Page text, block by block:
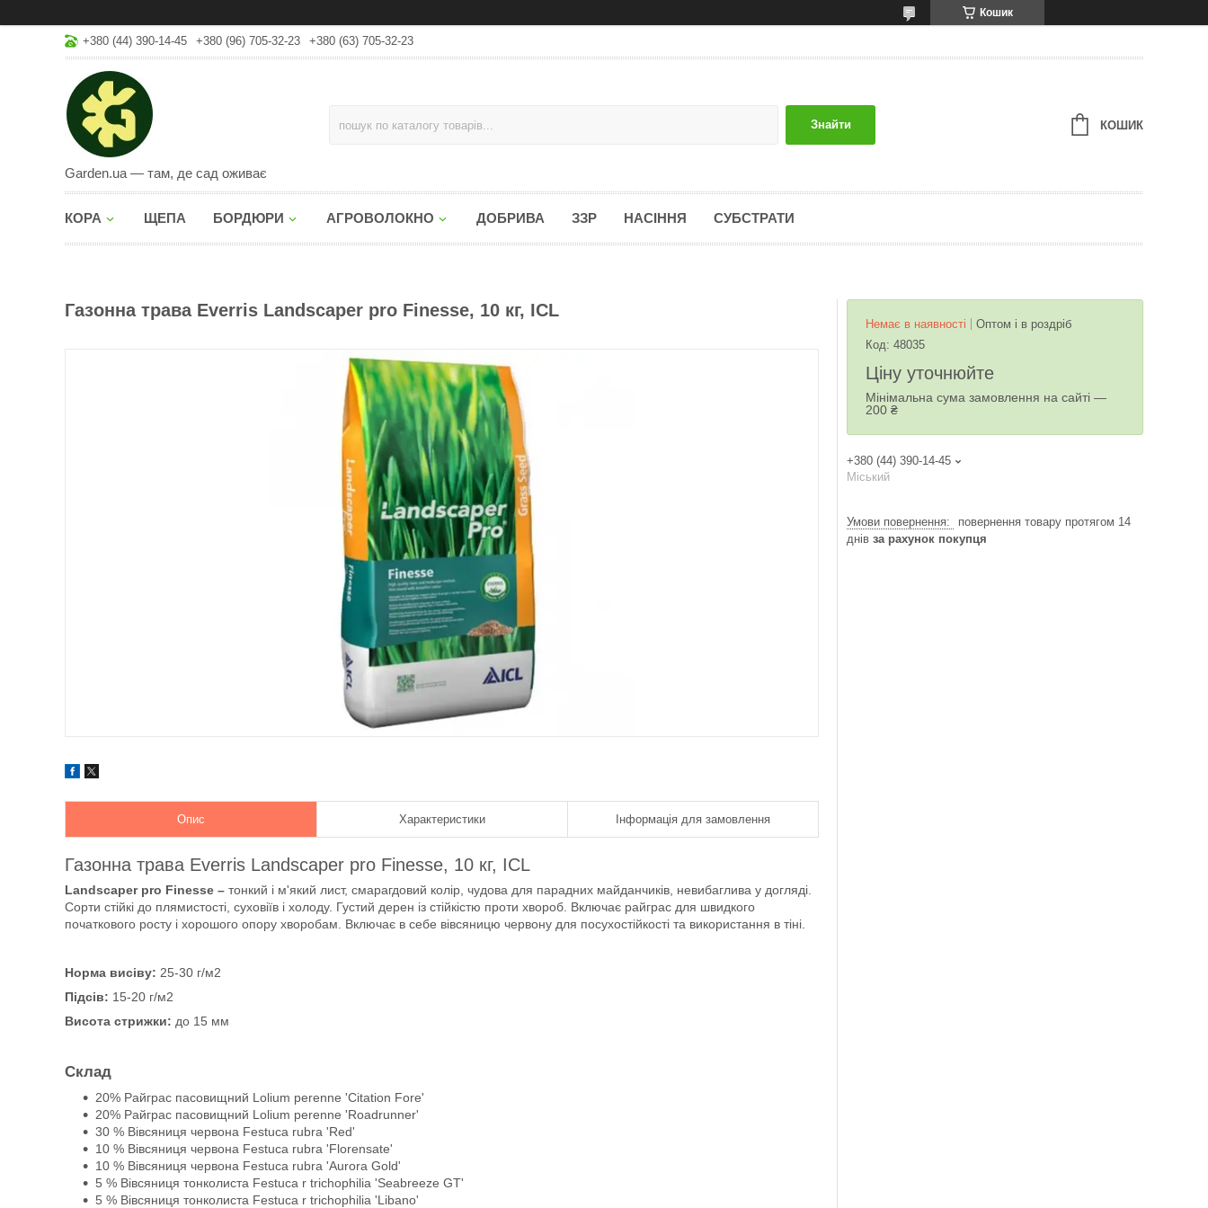
Кошик
+380 (44) 390-14-45 +380 (96) 705-32-23 +380 (63) 705-32-23
Garden.ua — там, де сад оживає
Знайти КОШИК
КОРА ЩЕПА БОРДЮРИ АГРОВОЛОКНО ДОБРИВА ЗЗР НАСІННЯ СУБСТРАТИ
Газонна трава Everris Landscaper pro Finesse, 10 кг, ICL
Опис Характеристики Інформація для замовлення
Газонна трава Everris Landscaper pro Finesse, 10 кг, ICL
Landscaper pro Finesse – тонкий і м'який лист, смарагдовий колір, чудова для парадних майданчиків, невибаглива у догляді.
Сорти стійкі до плямистості, суховіїв і холоду. Густий дерен із стійкістю проти хвороб. Включає райграс для швидкого
початкового росту і хорошого опору хворобам. Включає в себе вівсяницю червону для посухостійкості та використання в тіні.
Норма висіву: 25-30 г/м2
Підсів: 15-20 г/м2
Висота стрижки: до 15 мм
Склад
20% Райграс пасовищний Lolium perenne 'Citation Fore'
20% Райграс пасовищний Lolium perenne 'Roadrunner'
30 % Вівсяниця червона Festuca rubra 'Red'
10 % Вівсяниця червона Festuca rubra 'Florensate'
10 % Вівсяниця червона Festuca rubra 'Aurora Gold'
5 % Вівсяниця тонколиста Festuca r trichophilia 'Seabreeze GT'
5 % Вівсяниця тонколиста Festuca r trichophilia 'Libano'
Немає в наявності
Оптом і в роздріб
Код: 48035
Ціну уточнюйте
Мінімальна сума замовлення на сайті —
200 ₴
+380 (44) 390-14-45
Міський
повернення товару протягом 14
днів за рахунок покупця